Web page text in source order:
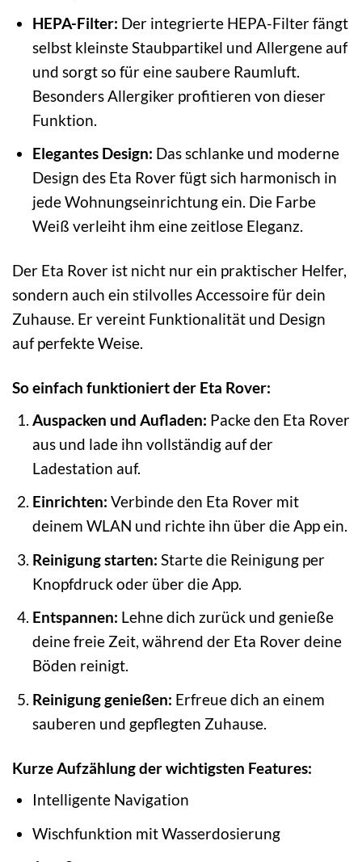
HEPA-Filter: Der integrierte HEPA-Filter fängt
selbst kleinste Staubpartikel und Allergene auf
und sorgt so für eine saubere Raumluft.
Besonders Allergiker profitieren von dieser
Funktion.
Elegantes Design: Das schlanke und moderne
Design des Eta Rover fügt sich harmonisch in
jede Wohnungseinrichtung ein. Die Farbe
Weiß verleiht ihm eine zeitlose Eleganz.
Der Eta Rover ist nicht nur ein praktischer Helfer,
sondern auch ein stilvolles Accessoire für dein
Zuhause. Er vereint Funktionalität und Design
auf perfekte Weise.
So einfach funktioniert der Eta Rover:
Auspacken und Aufladen: Packe den Eta Rover
aus und lade ihn vollständig auf der
Ladestation auf.
Einrichten: Verbinde den Eta Rover mit
deinem WLAN und richte ihn über die App ein.
Reinigung starten: Starte die Reinigung per
Knopfdruck oder über die App.
Entspannen: Lehne dich zurück und genieße
deine freie Zeit, während der Eta Rover deine
Böden reinigt.
Reinigung genießen: Erfreue dich an einem
sauberen und gepflegten Zuhause.
Kurze Aufzählung der wichtigsten Features:
Intelligente Navigation
Wischfunktion mit Wasserdosierung